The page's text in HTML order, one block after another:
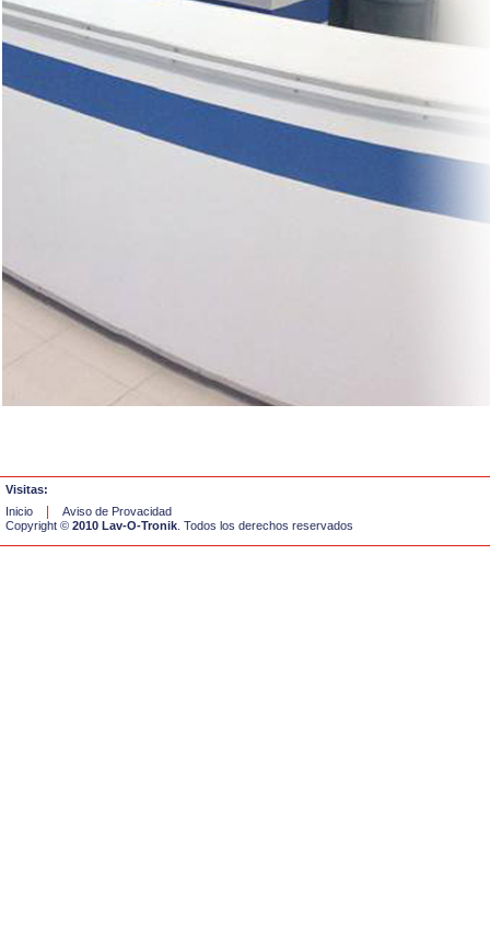
Visitas:
Inicio
Aviso de Provacidad
Copyright © 2010 Lav-O-Tronik . Todos los derechos reservados